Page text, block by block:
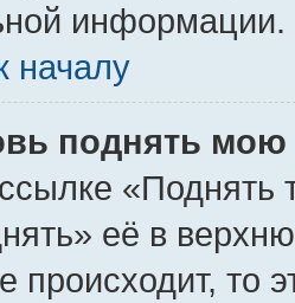
информации.
началу
поднять мою
«Поднять
её в
происходит, то